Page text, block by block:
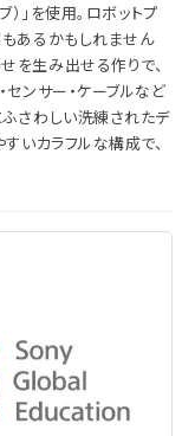
」を使用。ロボットプ
あるかもしれません
を生み出せる作りで、
センサー・ケーブルなど
さわしい洗練されたデ
いカラフルな構成で、